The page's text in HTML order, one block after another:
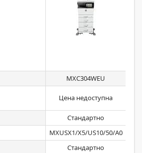
MXC304WEU
Цена недоступна
Стандартно
MXUSX1/X5/US10/50/A0
Стандартно